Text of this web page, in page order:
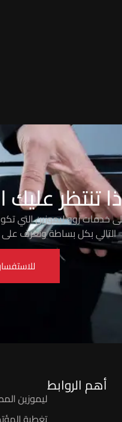
تنتظر عليك
خدمات روو ليموزين التي
التالي بكل بساطة وتعرف
أهم الروابط
ليموزين